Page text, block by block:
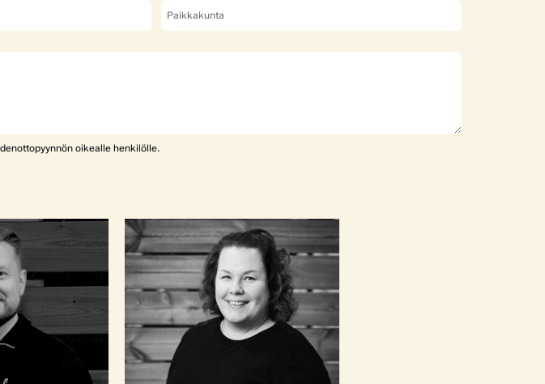
oikealle henkilölle.